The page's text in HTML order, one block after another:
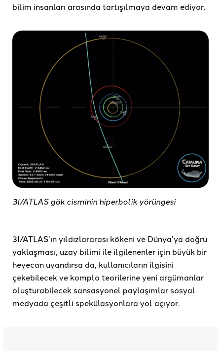
bilim insanları arasında tartışılmaya devam ediyor.
3I/ATLAS gök cisminin hiperbolik yörüngesi
3I/ATLAS’ın yıldızlararası kökeni ve Dünya’ya doğru
yaklaşması, uzay bilimi ile ilgilenenler için büyük bir
heyecan uyandırsa da, kullanıcıların ilgisini
çekebilecek ve komplo teorilerine yeni argümanlar
oluşturabilecek sansasyonel paylaşımlar sosyal
medyada çeşitli spekülasyonlara yol açıyor.